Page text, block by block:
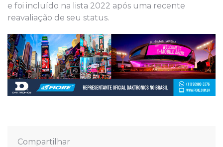
e foi incluído na lista 2022 após uma recente
reavaliação de seu status.
Compartilhar